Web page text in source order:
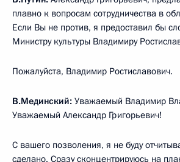
плавно к вопросам сотрудничества в
Если Вы не против, я предоставил бы
Министру культуры Владимиру
Пожалуйста, Владимир Ростиславович.
В.Мединский: Уважаемый Владимир
Уважаемый Александр Григорьевич!
С вашего позволения, я не буду
сделано. Сразу сконцентрируюсь на